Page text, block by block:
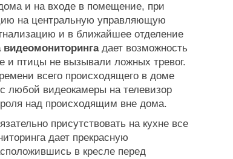
и на входе в помещение, при
на центральную управляющую
и в ближайшее отделение
видеомониторингадает возможность
и птицы не вызывали ложных тревог.
всего происходящего в доме
любой видеокамеры на телевизор
над происходящим вне дома.
присутствовать на кухне все
дает прекрасную
в кресле перед